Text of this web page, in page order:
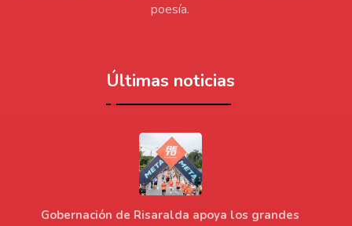
poesía.
Últimas noticias
Gobernación de Risaralda apoya los grandes